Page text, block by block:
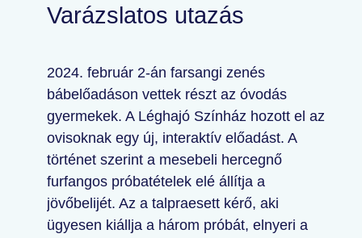
Varázslatos utazás
2024. február 2-án farsangi zenés
bábelőadáson vettek részt az óvodás
gyermekek. A Léghajó Színház hozott el az
ovisoknak egy új, interaktív előadást. A
történet szerint a mesebeli hercegnő
furfangos próbatételek elé állítja a
jövőbelijét. Az a talpraesett kérő, aki
ügyesen kiállja a három próbát, elnyeri a